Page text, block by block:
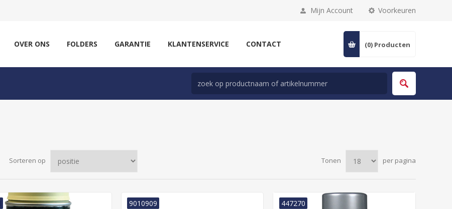
Voorkeuren
Mijn Account
OVER ONS FOLDERS GARANTIE KLANTENSERVICE CONTACT (0) Producten
Sorteren op Tonen per pagina
9010909 447270